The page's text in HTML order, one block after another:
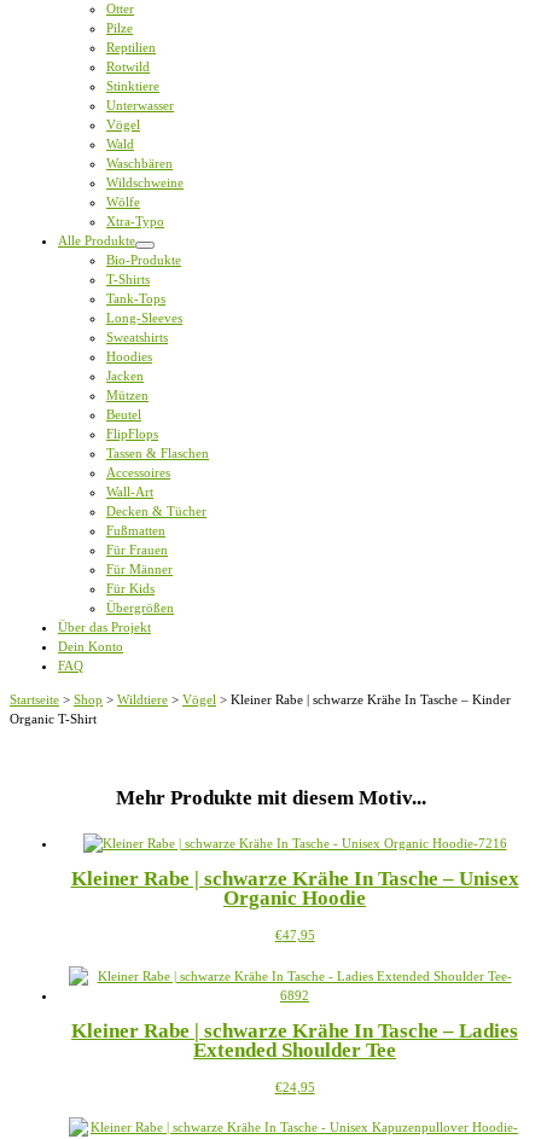
Otter
Pilze
Reptilien
Rotwild
Stinktiere
Unterwasser
Vögel
Wald
Waschbären
Wildschweine
Wölfe
Xtra-Typo
Alle Produkte
Bio-Produkte
T-Shirts
Tank-Tops
Long-Sleeves
Sweatshirts
Hoodies
Jacken
Mützen
Beutel
FlipFlops
Tassen & Flaschen
Accessoires
Wall-Art
Decken & Tücher
Fußmatten
Für Frauen
Für Männer
Für Kids
Übergrößen
Über das Projekt
Dein Konto
FAQ
Startseite > Shop > Wildtiere > Vögel > Kleiner Rabe | schwarze Krähe In Tasche – Kinder
Organic T-Shirt
Mehr Produkte mit diesem Motiv...
Kleiner Rabe | schwarze Krähe In Tasche – Unisex
Organic Hoodie
€47,95Dieses
weist
auf.
Die
können
der
Kleiner Rabe | schwarze Krähe In Tasche – Ladies
Extended Shoulder Tee
€24,95Dieses
weist